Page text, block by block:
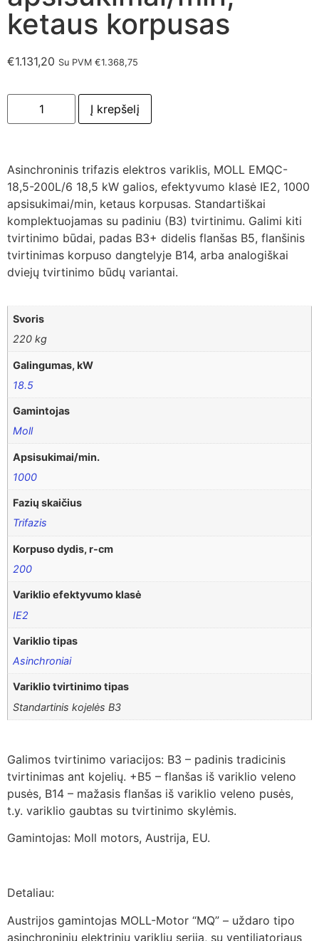
ketaus korpusas
€1.131,20 Su PVM €1.368,75
Į krepšelį
Asinchroninis trifazis elektros variklis, MOLL EMQC-
18,5-200L/6 18,5 kW galios, efektyvumo klasė IE2, 1000
apsisukimai/min, ketaus korpusas. Standartiškai
komplektuojamas su padiniu (B3) tvirtinimu. Galimi kiti
tvirtinimo būdai, padas B3+ didelis flanšas B5, flanšinis
tvirtinimas korpuso dangtelyje B14, arba analogiškai
dviejų tvirtinimo būdų variantai.
Svoris
220 kg
Galingumas, kW
18.5
Gamintojas
Moll
Apsisukimai/min.
1000
Fazių skaičius
Trifazis
Korpuso dydis, r-cm
200
Variklio efektyvumo klasė
IE2
Variklio tipas
Asinchroniai
Variklio tvirtinimo tipas
Standartinis kojelės B3
Galimos tvirtinimo variacijos: B3 – padinis tradicinis
tvirtinimas ant kojelių. +B5 – flanšas iš variklio veleno
pusės, B14 – mažasis flanšas iš variklio veleno pusės,
t.y. variklio gaubtas su tvirtinimo skylėmis.
Gamintojas: Moll motors, Austrija, EU.
Detaliau:
Austrijos gamintojas MOLL-Motor “MQ” – uždaro tipo
asinchroninių elektrinių variklių serija, su ventiliatoriaus